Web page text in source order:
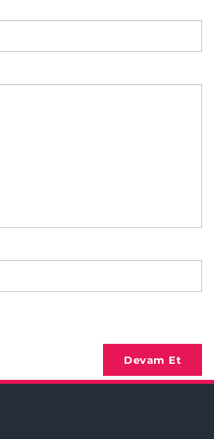
Devam Et